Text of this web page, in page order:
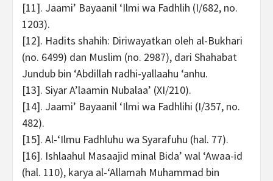
[11]. Jaami’ Bayaanil ‘Ilmi wa Fadhlih (I/682, no.
1203).
[12]. Hadits shahih: Diriwayatkan oleh al-Bukhari
(no. 6499) dan Muslim (no. 2987), dari Shahabat
Jundub bin ‘Abdillah radhi-yallaahu ‘anhu.
[13]. Siyar A’laamin Nubalaa’ (XI/210).
[14]. Jaami’ Bayaanil ‘Ilmi wa Fadhlihi (I/357, no.
482).
[15]. Al-‘Ilmu Fadhluhu wa Syarafuhu (hal. 77).
[16]. Ishlaahul Masaajid minal Bida’ wal ‘Awaa-id
(hal. 110), karya al-‘Allamah Muhammad bin